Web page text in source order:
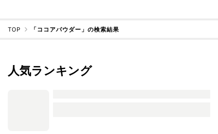
TOP 「ココアパウダー」の検索結果
人気ランキング